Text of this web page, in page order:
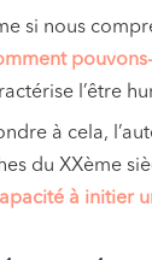
si nous
l’être
à cela,
du XXème
à initier